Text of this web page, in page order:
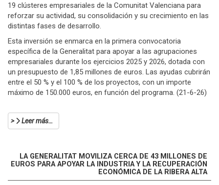
19 clústeres empresariales de la Comunitat Valenciana para
reforzar su actividad, su consolidación y su crecimiento en las
distintas fases de desarrollo.
Esta inversión se enmarca en la primera convocatoria
específica de la Generalitat para apoyar a las agrupaciones
empresariales durante los ejercicios 2025 y 2026, dotada con
un presupuesto de 1,85 millones de euros. Las ayudas cubrirán
entre el 50 % y el 100 % de los proyectos, con un importe
máximo de 150.000 euros, en función del programa. (21-6-26)
Leer más…
LA GENERALITAT MOVILIZA CERCA DE 43 MILLONES DE
EUROS PARA APOYAR LA INDUSTRIA Y LA RECUPERACIÓN
ECONÓMICA DE LA RIBERA ALTA